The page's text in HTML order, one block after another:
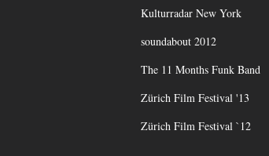
Kulturradar New York
soundabout 2012
The 11 Months Funk Band
Zürich Film Festival '13
Zürich Film Festival `12